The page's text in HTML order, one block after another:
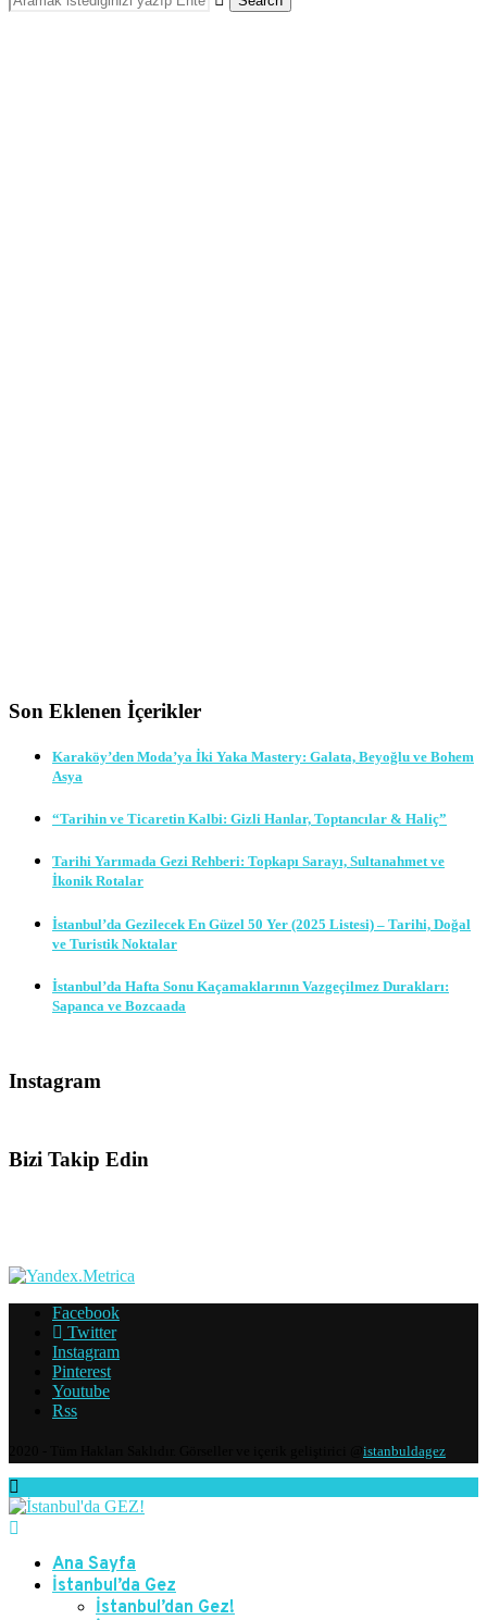
Son Eklenen İçerikler
Karaköy’den Moda’ya İki Yaka Mastery: Galata, Beyoğlu ve Bohem
Asya
“Tarihin ve Ticaretin Kalbi: Gizli Hanlar, Toptancılar & Haliç”
Tarihi Yarımada Gezi Rehberi: Topkapı Sarayı, Sultanahmet ve
İkonik Rotalar
İstanbul’da Gezilecek En Güzel 50 Yer (2025 Listesi) – Tarihi, Doğal
ve Turistik Noktalar
İstanbul’da Hafta Sonu Kaçamaklarının Vazgeçilmez Durakları:
Sapanca ve Bozcaada
Instagram
Bizi Takip Edin
Facebook
Twitter
Instagram
Pinterest
Youtube
Rss
istanbuldagez
Ana Sayfa
İstanbul’da Gez
İstanbul’dan Gez!